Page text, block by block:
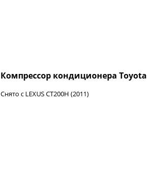
Компрессор кондиционера Toyota
Снято с LEXUS CT200H (2011)